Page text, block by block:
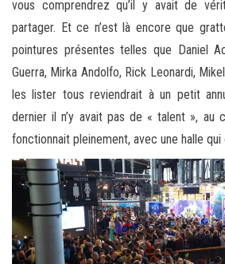
vous comprendrez qu’il y avait de
partager. Et ce n’est là encore que
pointures présentes telles que Daniel
Guerra, Mirka Andolfo, Rick Leonardi,
les lister tous reviendrait à un petit
dernier il n’y avait pas de « talent », au
fonctionnait pleinement, avec une halle